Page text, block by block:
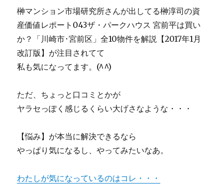
必
須
な
の
相
場
り
着
真
実
イ
で
数
千
ペ
ー
ジ！
君-
ス
ー
＋
ー
榊マンション市場研究所さんが出してる榊淳司の資
産価値レポート043ザ・パークハウス 宮前平は買い
か？「川崎市･宮前区」全10物件を解説【2017年1月
改訂版】が注目されてて
私も気になってます。(^^)ゞ
ただ、ちょっと口コミとかが
ヤラセっぽく感じるくらい大げさなような・・・
【悩み】が本当に解決できるなら
やっぱり気になるし、やってみたいなあ。
わたしが気になっているのはコレ・・・